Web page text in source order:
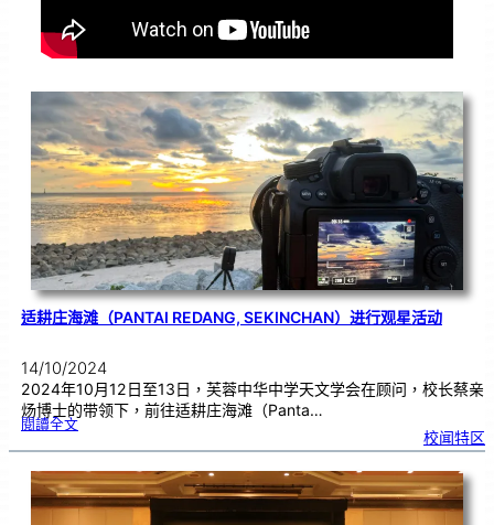
适耕庄海滩（PANTAI REDANG, SEKINCHAN）进行观星活动
14/10/2024
2024年10月12日至13日，芙蓉中华中学天文学会在顾问，校长蔡亲
炀博士的带领下，前往适耕庄海滩（Panta…
閱讀全文:适
海
（
P
a
n
t
a
i
校闻特区